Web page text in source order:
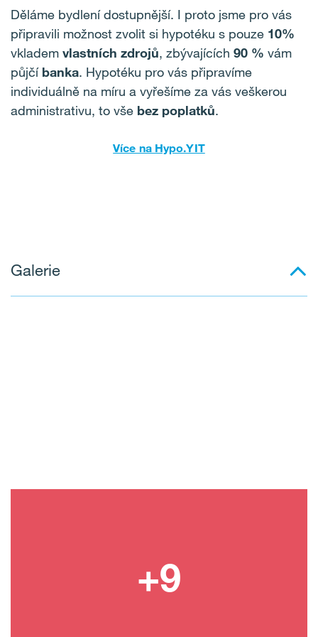
Děláme bydlení dostupnější. I proto jsme pro vás
připravili možnost zvolit si hypotéku s pouze 10%
vkladem vlastních zdrojů, zbývajících 90 % vám
půjčí banka. Hypotéku pro vás připravíme
individuálně na míru a vyřešíme za vás veškerou
administrativu, to vše bez poplatků.
Více na Hypo.YIT
Galerie